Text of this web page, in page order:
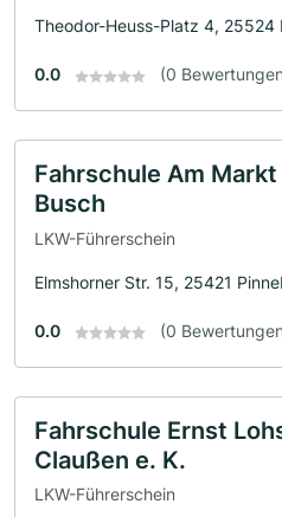
Theodor-Heuss-Platz 4, 25524
0.0 (0
Fahrschule Am
Busch
LKW-Führerschein
Elmshorner Str. 15, 25421
0.0 (0
Fahrschule Ernst
Claußen e. K.
LKW-Führerschein